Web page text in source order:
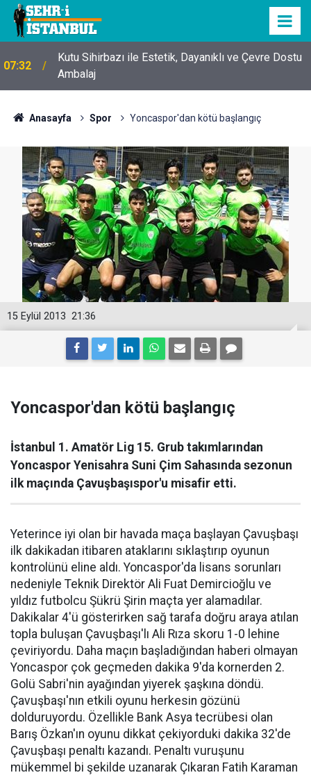
07:32
Kutu Sihirbazı ile Estetik, Dayanıklı ve Çevre Dostu
Ambalaj
Anasayfa Spor Yoncaspor'dan kötü başlangıç
21:36
15 Eylül 2013
Yoncaspor'dan kötü başlangıç
İstanbul 1. Amatör Lig 15. Grub takımlarından
Yoncaspor Yenisahra Suni Çim Sahasında sezonun
ilk maçında Çavuşbaşıspor'u misafir etti.
Yeterince iyi olan bir havada maça başlayan Çavuşbaşı
ilk dakikadan itibaren ataklarını sıklaştırıp oyunun
kontrolünü eline aldı. Yoncaspor'da lisans sorunları
nedeniyle Teknik Direktör Ali Fuat Demircioğlu ve
yıldız futbolcu Şükrü Şirin maçta yer alamadılar.
Dakikalar 4'ü gösterirken sağ tarafa doğru araya atılan
topla buluşan Çavuşbaşı'lı Ali Rıza skoru 1-0 lehine
çeviriyordu. Daha maçın başladığından haberi olmayan
Yoncaspor çok geçmeden dakika 9'da kornerden 2.
Golü Sabri'nin ayağından yiyerek şaşkına döndü.
Çavuşbaşı'nın etkili oyunu herkesin gözünü
dolduruyordu. Özellikle Bank Asya tecrübesi olan
Barış Özkan'ın oyunu dikkat çekiyorduki dakika 32'de
Çavuşbaşı penaltı kazandı. Penaltı vuruşunu
mükemmel bi şekilde uzanarak Çıkaran Fatih Karaman